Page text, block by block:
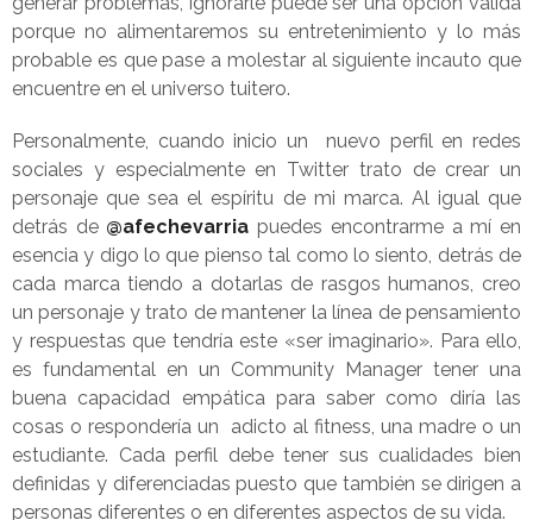
porque no alimentaremos su entretenimiento y lo más
probable es que pase a molestar al siguiente incauto que
encuentre en el universo tuitero.
Personalmente, cuando inicio un nuevo perfil en redes
sociales y especialmente en Twitter trato de crear un
personaje que sea el espíritu de mi marca. Al igual que
detrás de @afechevarria puedes encontrarme a mí en
esencia y digo lo que pienso tal como lo siento, detrás de
cada marca tiendo a dotarlas de rasgos humanos, creo
un personaje y trato de mantener la línea de pensamiento
y respuestas que tendría este «ser imaginario». Para ello,
es fundamental en un Community Manager tener una
buena capacidad empática para saber como diría las
cosas o respondería un adicto al fitness, una madre o un
estudiante. Cada perfil debe tener sus cualidades bien
definidas y diferenciadas puesto que también se dirigen a
personas diferentes o en diferentes aspectos de su vida.